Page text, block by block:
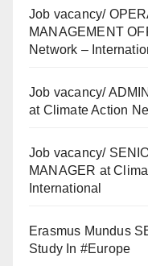
Job vacancy/
MANAGEMENT
Network –
Job vacancy/
at Climate Action
Job vacancy/
MANAGER at
International
Erasmus Mundus
Study In #Europe